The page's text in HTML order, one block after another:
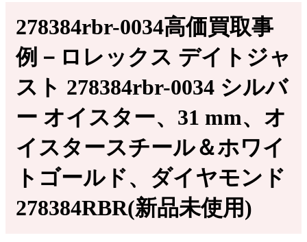
278384rbr-0034高価買取事
例－ロレックス デイトジャ
スト 278384rbr-0034 シルバ
ー オイスター、31 mm、オ
イスタースチール＆ホワイ
トゴールド、ダイヤモンド
278384RBR(新品未使用)